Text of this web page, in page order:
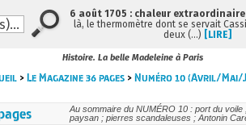
Histoire. La belle Madeleine à Paris
>Le Magazine 36 pages >Numéro 10 (Avril/Mai/
Au sommaire du NUMÉRO 10 : port du
paysan ; pierres scandaleuses ; Antonin
6 août 1705 : chaleur
là, le thermomètre dont se servait
deux (…) [LIRE]